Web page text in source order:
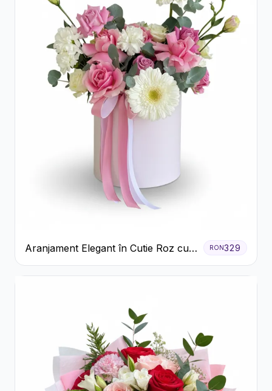
Aranjament Elegant în Cutie Roz cu
Trandafiri și Gerbera
RON329